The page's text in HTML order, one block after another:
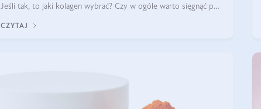
Jeśli tak, to jaki kolagen wybrać? Czy w ogóle warto sięgnąć po
CZYTAJ